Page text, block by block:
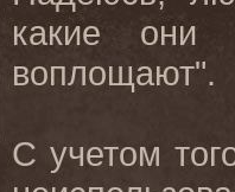
какие они
воплощают".
С учетом